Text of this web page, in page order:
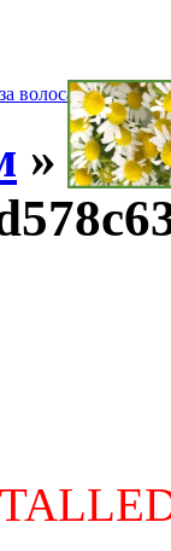
волосами Маски
»